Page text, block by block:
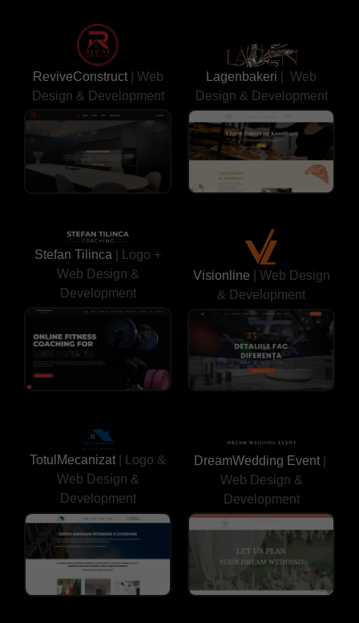
ReviveConstruct
| Web
Design & Development
Lagenbakeri
| Web
Design & Development
Stefan Tilinca
| Logo +
Web Design &
Development
Visionline
| Web Design
& Development
TotulMecanizat
| Logo &
Web Design &
Development
DreamWedding Event
Web Design &
Development